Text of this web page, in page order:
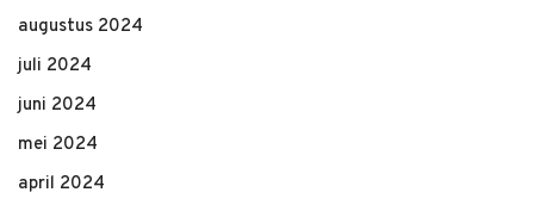
augustus 2024
juli 2024
juni 2024
mei 2024
april 2024